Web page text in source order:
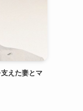
えた妻とマ